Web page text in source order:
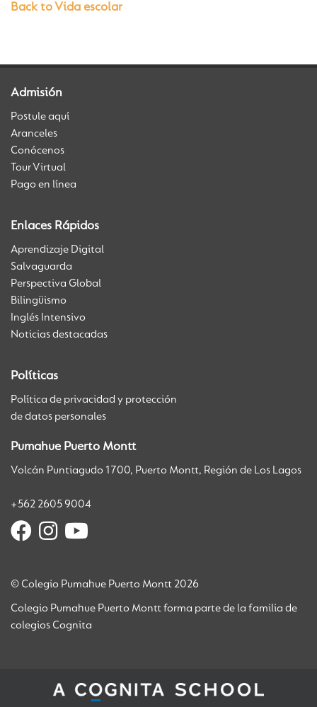
Back to Vida escolar
Admisión
Postule aquí
Aranceles
Conócenos
Tour Virtual
Pago en línea
Enlaces Rápidos
Aprendizaje Digital
Salvaguarda
Perspectiva Global
Bilingüismo
Inglés Intensivo
Noticias destacadas
Políticas
Política de privacidad y protección
de datos personales
Pumahue Puerto Montt
Volcán Puntiagudo 1700, Puerto Montt, Región de Los Lagos
+562 2605 9004
© Colegio Pumahue Puerto Montt 2026
Colegio Pumahue Puerto Montt forma parte de la familia de
colegios Cognita